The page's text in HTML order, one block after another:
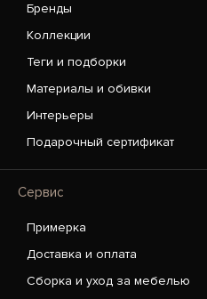
Бренды
Коллекции
Теги и подборки
Материалы и обивки
Интерьеры
Подарочный сертификат
Сервис
Примерка
Доставка и оплата
Сборка и уход за мебелью